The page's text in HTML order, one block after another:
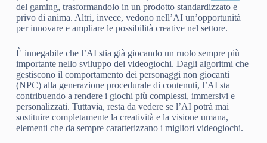
del gaming, trasformandolo in un prodotto standardizzato e
privo di anima. Altri, invece, vedono nell’AI un’opportunità
per innovare e ampliare le possibilità creative nel settore.
È innegabile che l’AI stia già giocando un ruolo sempre più
importante nello sviluppo dei videogiochi. Dagli algoritmi che
gestiscono il comportamento dei personaggi non giocanti
(NPC) alla generazione procedurale di contenuti, l’AI sta
contribuendo a rendere i giochi più complessi, immersivi e
personalizzati. Tuttavia, resta da vedere se l’AI potrà mai
sostituire completamente la creatività e la visione umana,
elementi che da sempre caratterizzano i migliori videogiochi.